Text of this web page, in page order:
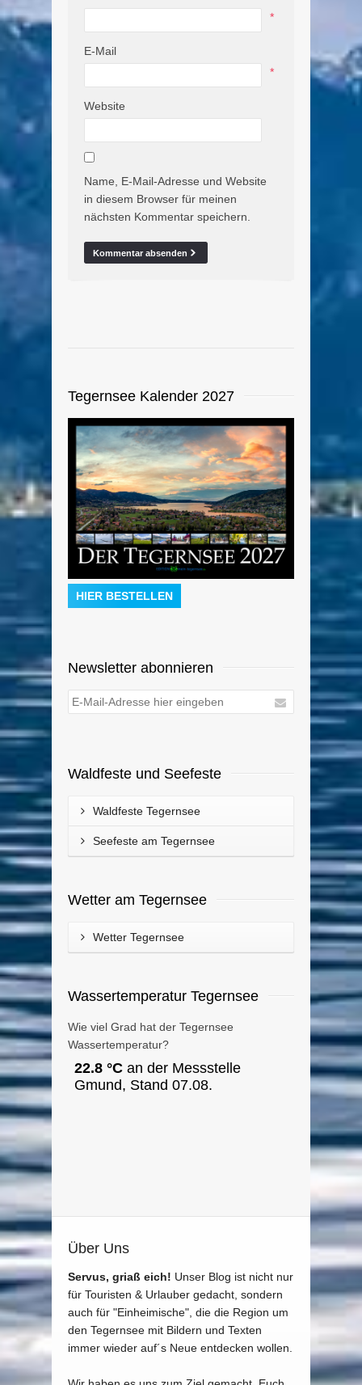
*
E-Mail
*
Website
Name, E-Mail-Adresse und Website
in diesem Browser für meinen
nächsten Kommentar speichern.
Tegernsee Kalender 2027
HIER BESTELLEN
Newsletter abonnieren
Waldfeste und Seefeste
Waldfeste Tegernsee
Seefeste am Tegernsee
Wetter am Tegernsee
Wetter Tegernsee
Wassertemperatur Tegernsee
Wie viel Grad hat der Tegernsee
Wassertemperatur?
Über Uns
Servus, griaß eich! Unser Blog ist nicht nur
für Touristen & Urlauber gedacht, sondern
auch für "Einheimische", die die Region um
den Tegernsee mit Bildern und Texten
immer wieder auf´s Neue entdecken wollen.